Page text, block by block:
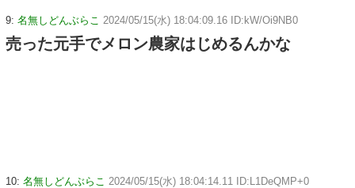
9: 名無しどんぶらこ 2024/05/15(水) 18:04:09.16 ID:kW/Oi9NB0
売った元手でメロン農家はじめるんかな
10: 名無しどんぶらこ 2024/05/15(水) 18:04:14.11 ID:L1DeQMP+0